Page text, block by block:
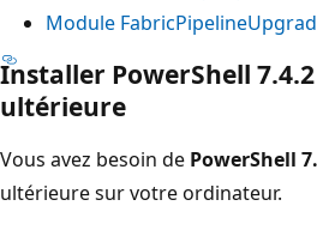
Module
Installer PowerShell
ultérieure
Vous avez besoin de PowerShell
ultérieure sur votre ordinateur.